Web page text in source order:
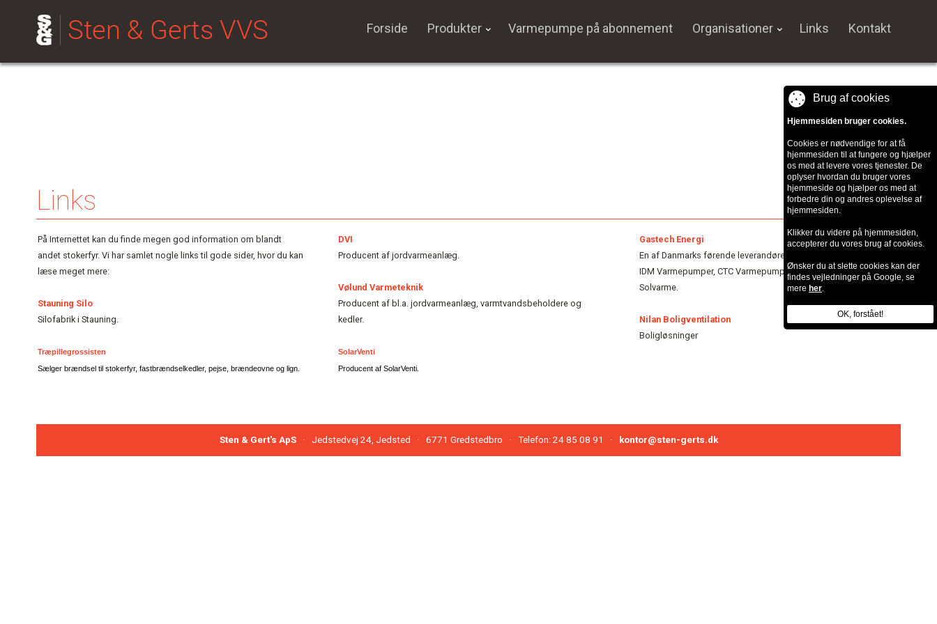
Forside Produkter Varmepumpe på abonnement Organisationer Links Kontakt
Links
På Internettet kan du finde megen god information om blandt
andet stokerfyr. Vi har samlet nogle links til gode sider, hvor du kan
læse meget mere:
Stauning Silo
Silofabrik i Stauning.
Træpillegrossisten
Sælger brændsel til stokerfyr, fastbrændselkedler, pejse, brændeovne og lign.
DVI
Producent af jordvarmeanlæg.
Vølund Varmeteknik
Producent af bl.a. jordvarmeanlæg, varmtvandsbeholdere og
kedler.
SolarVenti
Producent af SolarVenti.
Gastech Energi
En af Danmarks førende leverandører indenfor varmeløsninger.
IDM Varmepumper, CTC Varmepumper, Geminox naturgasfyr,
Solvarme.
Nilan Boligventilation
Boligløsninger
Sten & Gert's ApS· Jedstedvej 24, Jedsted · 6771 Gredstedbro · Telefon: 24 85 08 91 · kontor@sten-gerts.dk
Brug af cookies
Hjemmesiden bruger cookies.
Cookies er nødvendige for at få
hjemmesiden til at fungere og hjælper
os med at levere vores tjenester. De
oplyser hvordan du bruger vores
hjemmeside og hjælper os med at
forbedre din og andres oplevelse af
hjemmesiden.
Klikker du videre på hjemmesiden,
accepterer du vores brug af cookies.
Ønsker du at slette cookies kan der
findes vejledninger på Google, se
mere her.
OK, forstået!